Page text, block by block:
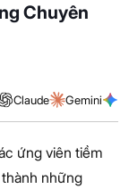
Chuyên
Claude Gemini
ứng viên tiềm
những